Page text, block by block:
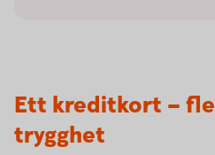
Ett kreditkort –
trygghet